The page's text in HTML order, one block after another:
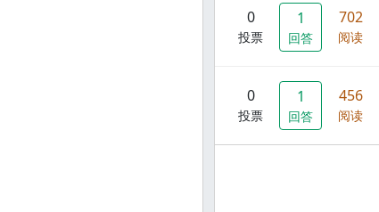
0
投票
1
回答
702
阅读
0
投票
1
回答
456
阅读